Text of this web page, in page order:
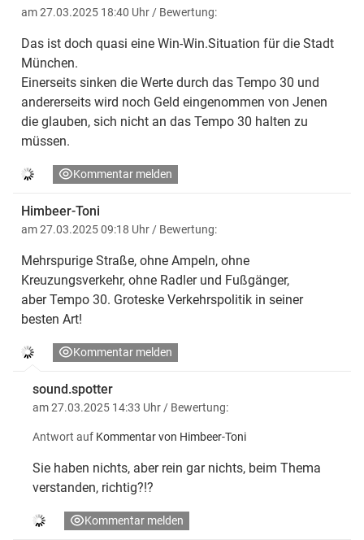
am 27.03.2025 18:40 Uhr / Bewertung:
Das ist doch quasi eine Win-Win.Situation für die Stadt
München.
Einerseits sinken die Werte durch das Tempo 30 und
andererseits wird noch Geld eingenommen von Jenen
die glauben, sich nicht an das Tempo 30 halten zu
müssen.
Kommentar melden
Himbeer-Toni
am 27.03.2025 09:18 Uhr / Bewertung:
Mehrspurige Straße, ohne Ampeln, ohne
Kreuzungsverkehr, ohne Radler und Fußgänger,
aber Tempo 30. Groteske Verkehrspolitik in seiner
besten Art!
Kommentar melden
sound.spotter
am 27.03.2025 14:33 Uhr / Bewertung:
Antwort auf Kommentar von Himbeer-Toni
Sie haben nichts, aber rein gar nichts, beim Thema
verstanden, richtig?!?
Kommentar melden